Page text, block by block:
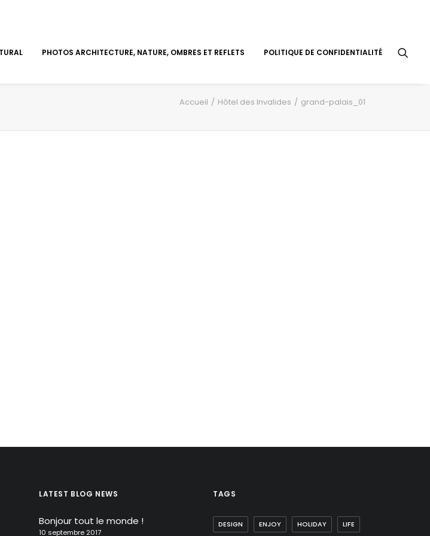
PHOTOS ARCHITECTURE, NATURE, OMBRES ET REFLETS POLITIQUE DE CONFIDENTIALITÉ
Accueil Hôtel des Invalides grand-palais_01
LATEST BLOG NEWS
Bonjour tout le monde !
10 septembre 2017
TAGS
DESIGN ENJOY HOLIDAY LIFE